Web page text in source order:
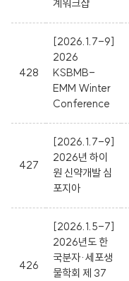
계워크샵
428
[2026.1.7-9]
2026
KSBMB-
EMM Winter
Conference
427
[2026.1.7-9]
2026년 하이
원 신약개발 심
포지아
426
[2026.1.5-7]
2026년도 한
국분자·세포생
물학회 제 37